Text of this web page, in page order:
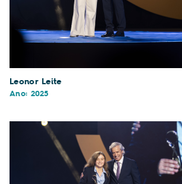
Leonor Leite
Ano: 2025